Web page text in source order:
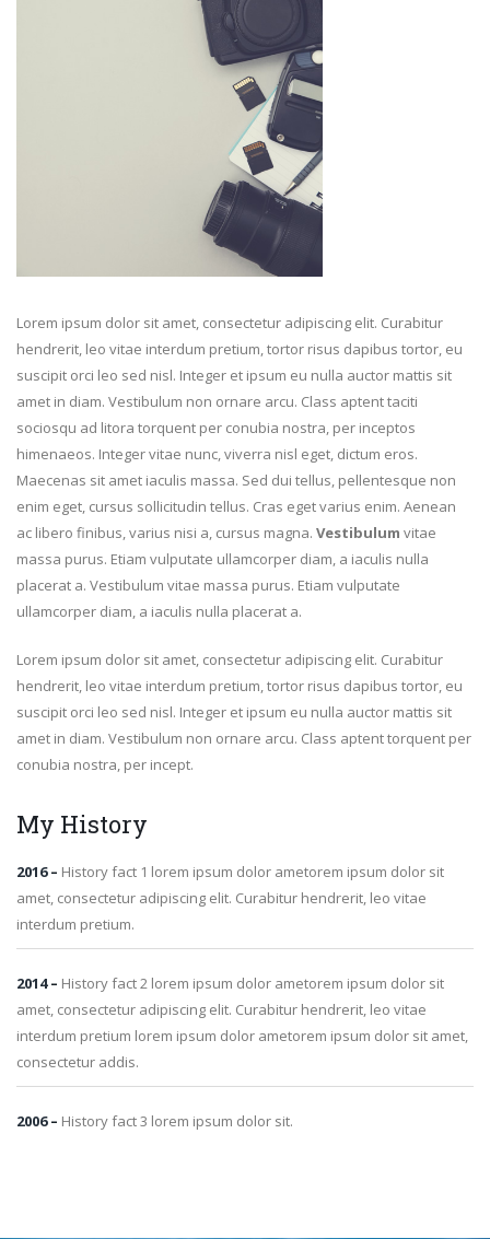
Lorem ipsum dolor sit amet, consectetur adipiscing elit. Curabitur
hendrerit, leo vitae interdum pretium, tortor risus dapibus tortor, eu
suscipit orci leo sed nisl. Integer et ipsum eu nulla auctor mattis sit
amet in diam. Vestibulum non ornare arcu. Class aptent taciti
sociosqu ad litora torquent per conubia nostra, per inceptos
himenaeos. Integer vitae nunc, viverra nisl eget, dictum eros.
Maecenas sit amet iaculis massa. Sed dui tellus, pellentesque non
enim eget, cursus sollicitudin tellus. Cras eget varius enim. Aenean
ac libero finibus, varius nisi a, cursus magna. Vestibulum vitae
massa purus. Etiam vulputate ullamcorper diam, a iaculis nulla
placerat a. Vestibulum vitae massa purus. Etiam vulputate
ullamcorper diam, a iaculis nulla placerat a.
Lorem ipsum dolor sit amet, consectetur adipiscing elit. Curabitur
hendrerit, leo vitae interdum pretium, tortor risus dapibus tortor, eu
suscipit orci leo sed nisl. Integer et ipsum eu nulla auctor mattis sit
amet in diam. Vestibulum non ornare arcu. Class aptent torquent per
conubia nostra, per incept.
My History
2016– History fact 1 lorem ipsum dolor ametorem ipsum dolor sit
amet, consectetur adipiscing elit. Curabitur hendrerit, leo vitae
interdum pretium.
2014– History fact 2 lorem ipsum dolor ametorem ipsum dolor sit
amet, consectetur adipiscing elit. Curabitur hendrerit, leo vitae
interdum pretium lorem ipsum dolor ametorem ipsum dolor sit amet,
consectetur addis.
2006– History fact 3 lorem ipsum dolor sit.